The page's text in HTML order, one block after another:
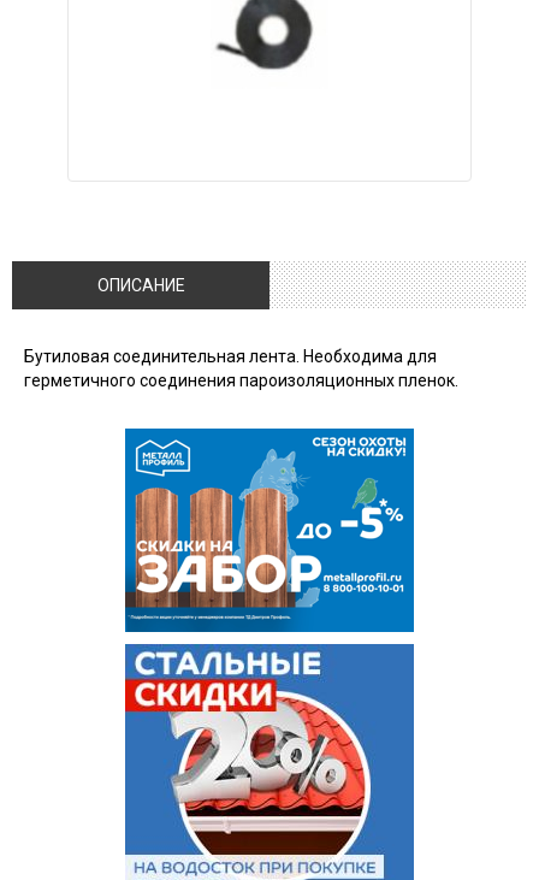
ОПИСАНИЕ
Бутиловая соединительная лента. Необходима для
герметичного соединения пароизоляционных пленок.